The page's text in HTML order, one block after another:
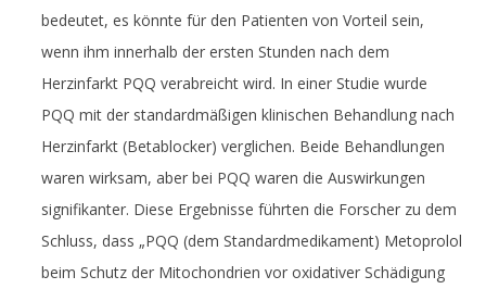
bedeutet, es könnte für den Patienten von Vorteil sein,
wenn ihm innerhalb der ersten Stunden nach dem
Herzinfarkt PQQ verabreicht wird. In einer Studie wurde
PQQ mit der standardmäßigen klinischen Behandlung nach
Herzinfarkt (Betablocker) verglichen. Beide Behandlungen
waren wirksam, aber bei PQQ waren die Auswirkungen
signifikanter. Diese Ergebnisse führten die Forscher zu dem
Schluss, dass „PQQ (dem Standardmedikament) Metoprolol
beim Schutz der Mitochondrien vor oxidativer Schädigung